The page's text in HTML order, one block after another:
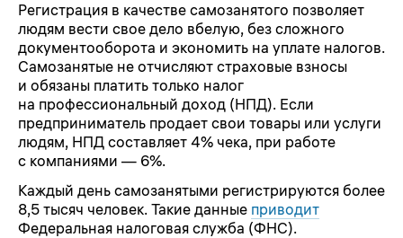
Регистрация в качестве самозанятого позволяет
людям вести свое дело вбелую, без сложного
документооборота и экономить на уплате налогов.
Самозанятые не отчисляют страховые взносы
и обязаны платить только налог
на профессиональный доход (НПД). Если
предприниматель продает свои товары или услуги
людям, НПД составляет 4% чека, при работе
с компаниями — 6%.
Каждый день самозанятыми регистрируются более
8,5 тысяч человек. Такие данные приводит
Федеральная налоговая служба (ФНС).